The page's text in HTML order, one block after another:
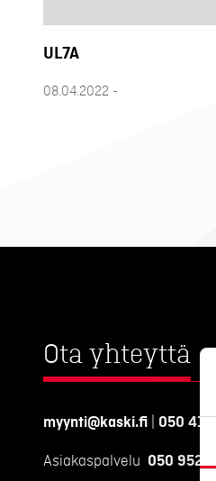
UL7A
08.04.2022 -
Ota yhteyttä
myynti@kaski.fi 050
Asiakaspalvelu 050 9520